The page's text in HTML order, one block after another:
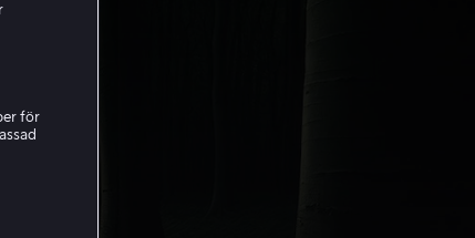
för